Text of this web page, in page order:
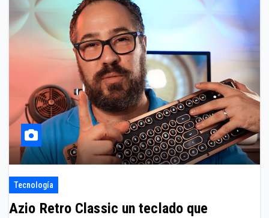
Tecnología
Azio Retro Classic un teclado que